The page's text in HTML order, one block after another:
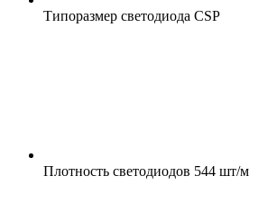
Типоразмер светодиода CSP
Плотность светодиодов 544 шт/м